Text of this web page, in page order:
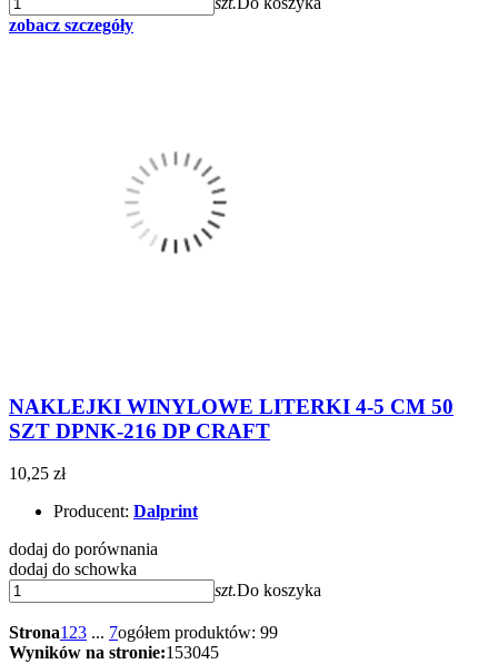
zobacz szczegóły
NAKLEJKI WINYLOWE LITERKI 4-5 CM 50
SZT DPNK-216 DP CRAFT
10,25 zł
Producent: Dalprint
dodaj do porównania
dodaj do schowka
szt.Do koszyka
Strona1 23 ... 7ogółem produktów: 99
Wyników na stronie:153045